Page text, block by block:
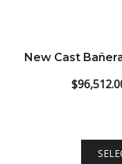
New Cast
$